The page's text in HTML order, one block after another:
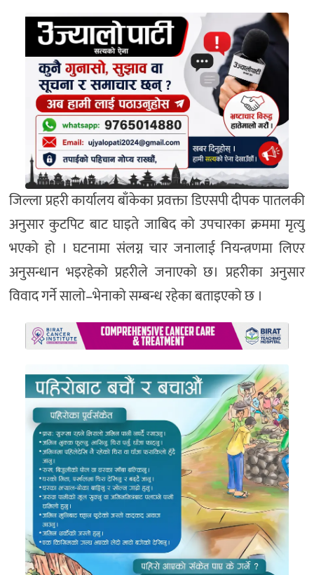
जिल्ला प्रहरी कार्यालय बाँकेका प्रवक्ता डिएसपी दीपक पातलकी
अनुसार कुटपिट बाट घाइते जाबिद को उपचारका क्रममा मृत्यु
भएको हो । घटनामा संलग्न चार जनालाई नियन्त्रणमा लिएर
अनुसन्धान भइरहेको प्रहरीले जनाएको छ। प्रहरीका अनुसार
विवाद गर्ने सालो–भेनाको सम्बन्ध रहेका बताइएको छ ।